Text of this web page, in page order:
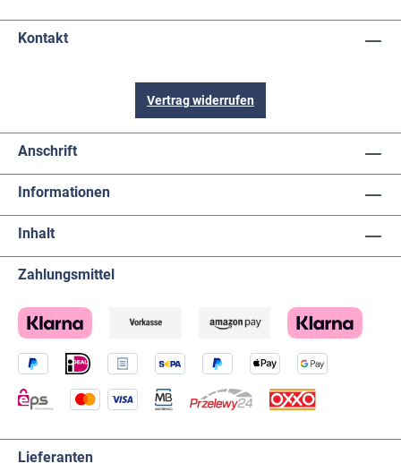
Kontakt
Vertrag widerrufen
Anschrift
Informationen
Inhalt
Zahlungsmittel
Lieferanten